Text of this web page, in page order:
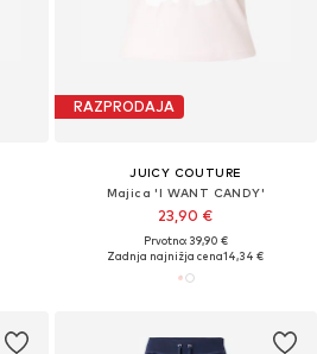
RAZPRODAJA
JUICY COUTURE
Majica 'I WANT CANDY'
23,90 €
Prvotno: 39,90 €
Zadnja najnižja cena14,34 €